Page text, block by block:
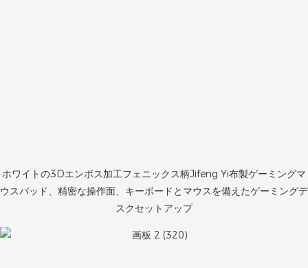
ホワイトの3Dエンボス加工フェニックス柄Jifeng Yi布製ゲーミングマ
ウスパッド、精密な操作面、キーボードとマウスを備えたゲーミングデ
スクセットアップ